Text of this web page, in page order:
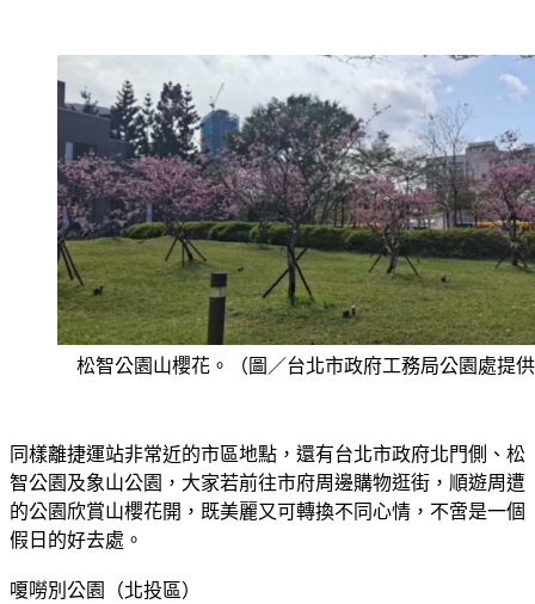
松智公園山櫻花。（圖／台北市政府工務局公園處提
同樣離捷運站非常近的市區地點，還有台北市政府北門側、松
智公園及象山公園，大家若前往市府周邊購物逛街，順遊周遭
的公園欣賞山櫻花開，既美麗又可轉換不同心情，不啻是一個
假日的好去處。
嗄嘮別公園（北投區）